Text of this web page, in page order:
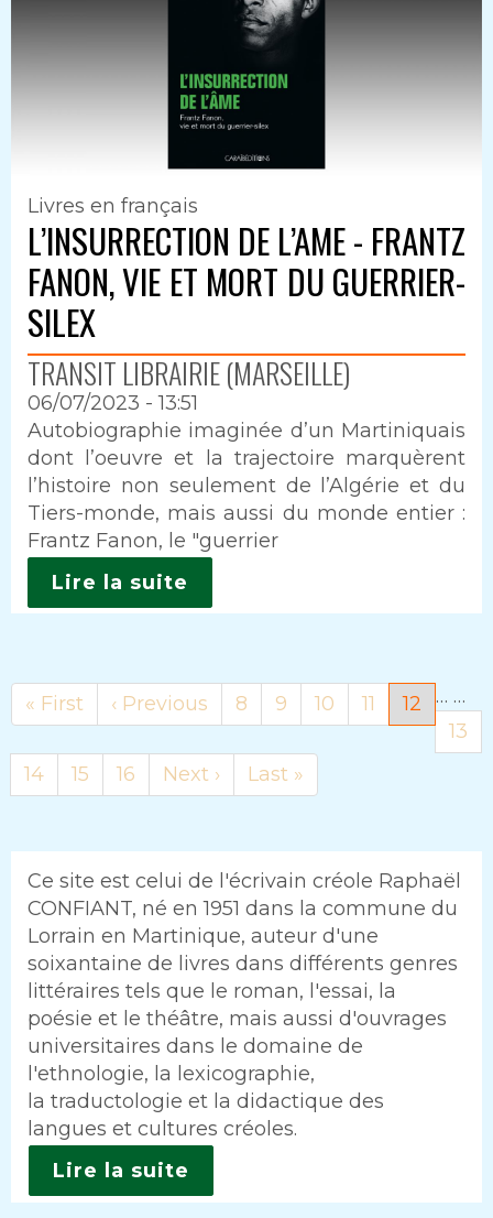
Livres en français
L’INSURRECTION DE L’AME - FRANTZ
FANON, VIE ET MORT DU GUERRIER-
SILEX
TRANSIT LIBRAIRIE (MARSEILLE)
06/07/2023 - 13:51
Intro
Autobiographie imaginée d’un Martiniquais
dont l’oeuvre et la trajectoire marquèrent
l’histoire non seulement de l’Algérie et du
Tiers-monde, mais aussi du monde entier :
Frantz Fanon, le "guerrier
Lire la suite
Première
page
« First
Page
précédente
‹ Previous …
Page
8 Page
9 Page
10 Page
11
Page
courante
12
13
Page
14 Page
15 Page
16
…
Page
suivante
Next ›
Dernière
page
Last »
Ce site est celui de l'écrivain créole Raphaël
CONFIANT, né en 1951 dans la commune du
Lorrain en Martinique, auteur d'une
soixantaine de livres dans différents genres
littéraires tels que le roman, l'essai, la
poésie et le théâtre, mais aussi d'ouvrages
universitaires dans le domaine de
l'ethnologie, la lexicographie,
la traductologie et la didactique des
langues et cultures créoles.
Lire la suite